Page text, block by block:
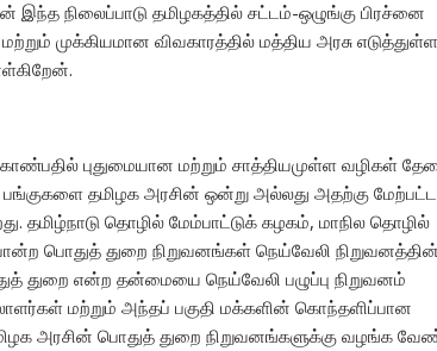
இந்த நிலைப்பாடு தமிழகத்தில் சட்டம்-ஒழுங்கு பிரச்னை
முக்கியமான விவகாரத்தில் மத்திய அரசு எடுத்துள்ள
புதுமையான மற்றும் சாத்தியமுள்ள வழிகள்
தமிழக அரசின் ஒன்று அல்லது அதற்கு மேற்பட்ட
தமிழ்நாடு தொழில் மேம்பாட்டுக் கழகம், மாநில தொழில்
பொதுத் துறை நிறுவனங்கள் நெய்வேலி நிறுவனத்தின்
துறை என்ற தன்மையை நெய்வேலி பழுப்பு நிறுவனம்
மற்றும் அந்தப் பகுதி மக்களின் கொந்தளிப்பான
அரசின் பொதுத் துறை நிறுவனங்களுக்கு வழங்க